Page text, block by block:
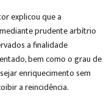
explicou que a
prudente arbítrio
a finalidade
bem como o grau de
enriquecimento sem
a reincidência.